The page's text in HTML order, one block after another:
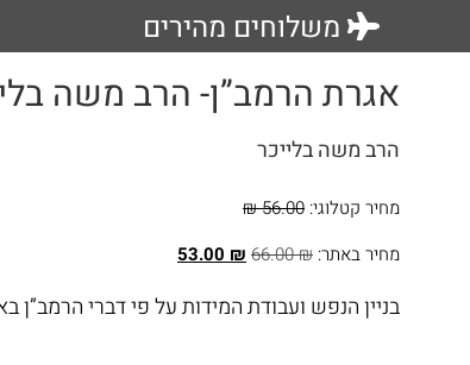
ספרים בנושא חגים ומועדים
ספרים בנושא חינוך ומשפחה
ספרים בנושא תנ"ך
ספרים בנושא הלכה ומנהג
משלוחים מהירים
אגרת הרמב”ן- הרב משה
הרב משה בלייכר
מחיר קטלוגי: 56.00 ₪
מחיר באתר:
66.00₪
53.00 ₪
בניין הנפש ועבודת המידות על פי דברי הרמב”ן